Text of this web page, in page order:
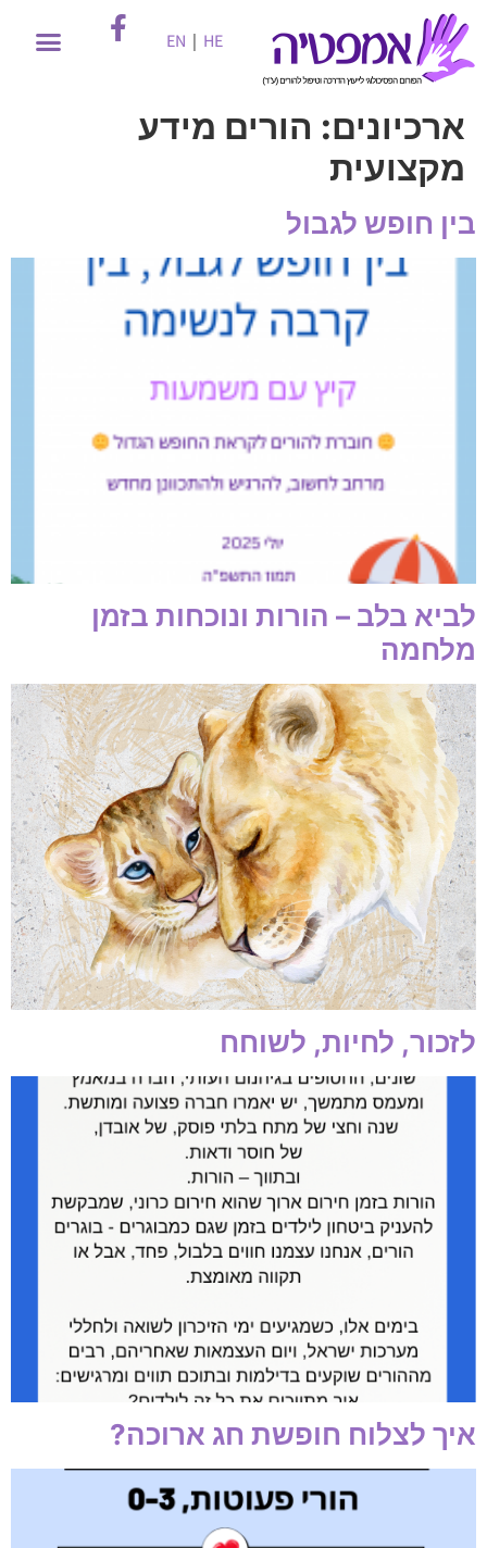
EN | HE
ארכיונים: הורים מידע
מקצועית
בין חופש לגבול
לביא בלב – הורות ונוכחות בזמן
מלחמה
לזכור, לחיות, לשוחח
איך לצלוח חופשת חג ארוכה?